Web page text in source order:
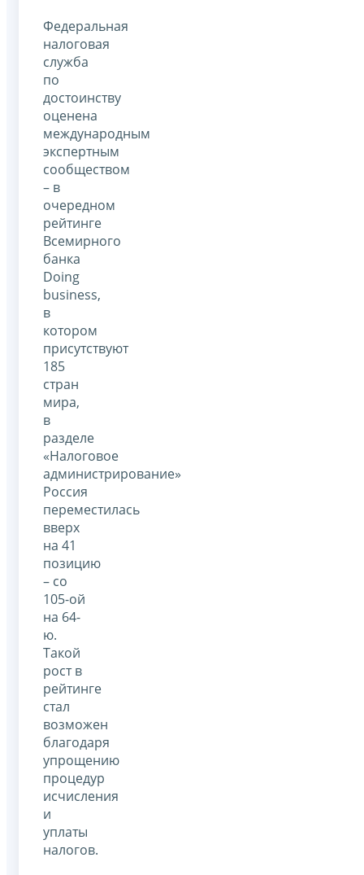
Федеральная
налоговая
служба
по
достоинству
оценена
международным
экспертным
сообществом
– в
очередном
рейтинге
Всемирного
банка
Doing
business,
в
котором
присутствуют
185
стран
мира,
в
разделе
«Налоговое
администрирование»
Россия
переместилась
вверх
на 41
позицию
– со
105-ой
на 64-
ю.
Такой
рост в
рейтинге
стал
возможен
благодаря
упрощению
процедур
исчисления
и
уплаты
налогов.